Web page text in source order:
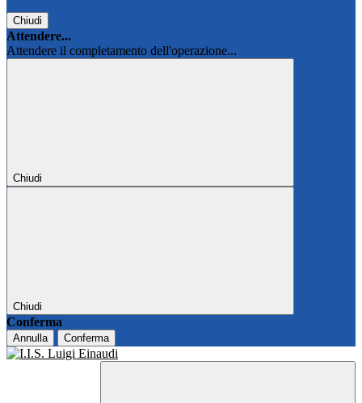
Chiudi
Attendere...
Attendere il completamento dell'operazione...
Chiudi
Chiudi
Conferma
Annulla Conferma